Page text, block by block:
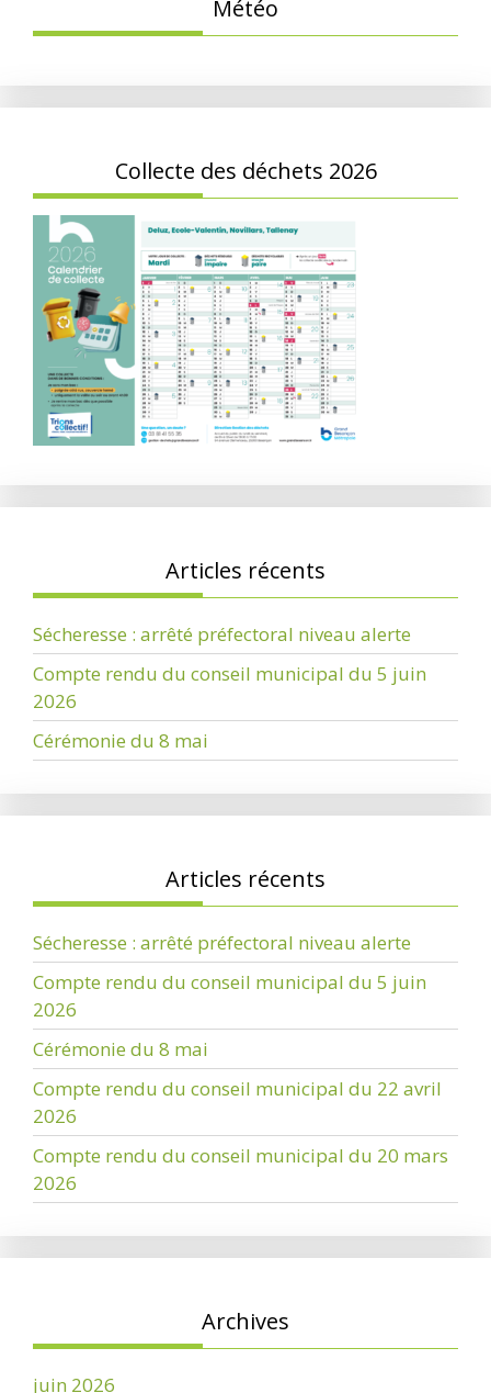
Météo
Collecte des déchets 2026
Articles récents
Sécheresse : arrêté préfectoral niveau alerte
Compte rendu du conseil municipal du 5 juin
2026
Cérémonie du 8 mai
Articles récents
Sécheresse : arrêté préfectoral niveau alerte
Compte rendu du conseil municipal du 5 juin
2026
Cérémonie du 8 mai
Compte rendu du conseil municipal du 22 avril
2026
Compte rendu du conseil municipal du 20 mars
2026
Archives
juin 2026